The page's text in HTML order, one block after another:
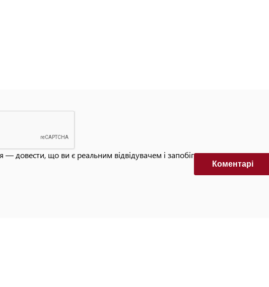
— довести, що ви є реальним відвідувачем і запобігти автоматизованим
Коментарi